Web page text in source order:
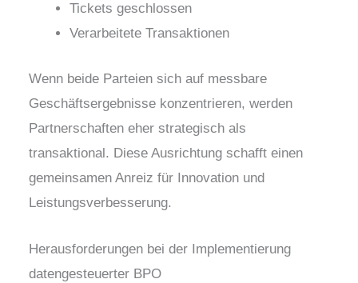
Tickets geschlossen
Verarbeitete Transaktionen
Wenn beide Parteien sich auf messbare
Geschäftsergebnisse konzentrieren, werden
Partnerschaften eher strategisch als
transaktional. Diese Ausrichtung schafft einen
gemeinsamen Anreiz für Innovation und
Leistungsverbesserung.
Herausforderungen bei der Implementierung
datengesteuerter BPO